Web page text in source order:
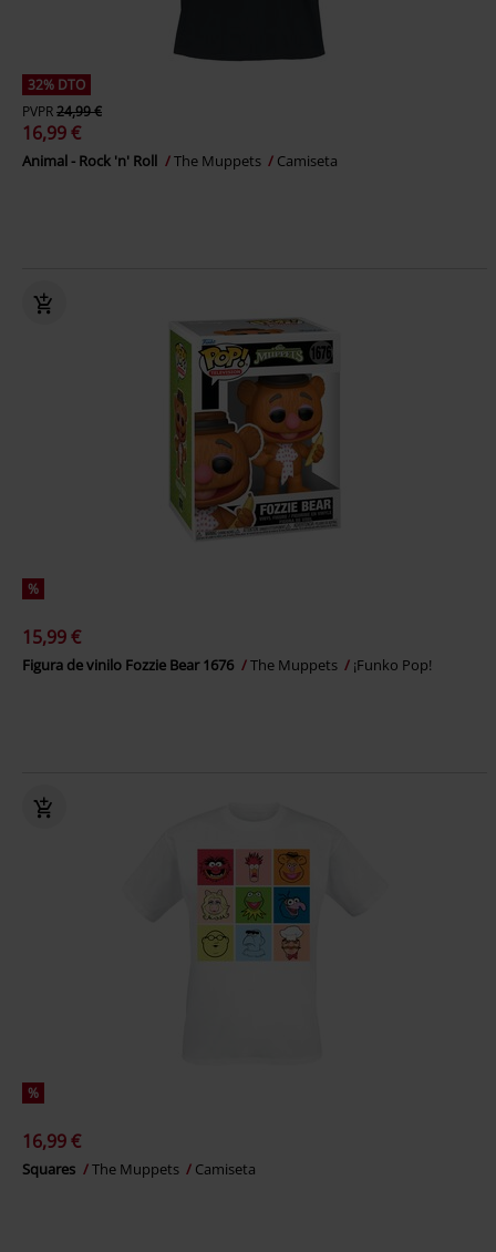
32% DTO
PVPR24,99 €
16,99 €
Animal - Rock 'n' Roll The Muppets Camiseta
%
15,99 €
Figura de vinilo Fozzie Bear 1676 The Muppets ¡Funko Pop!
%
16,99 €
Squares The Muppets Camiseta